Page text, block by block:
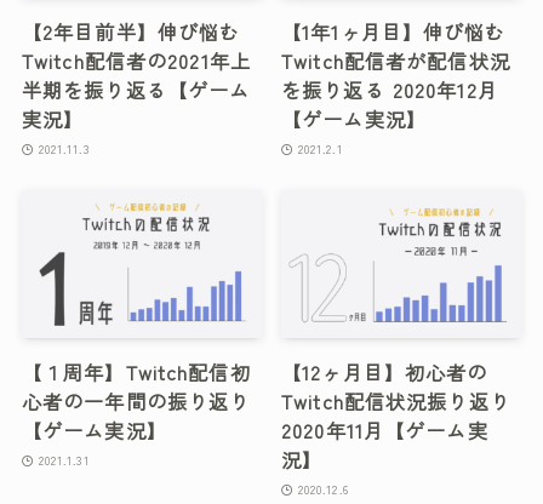
【2年目前半】伸び悩む
Twitch配信者の2021年上
半期を振り返る【ゲーム
実況】
2021.11.3
【1年1ヶ月目】伸び悩む
Twitch配信者が配信状況
を振り返る 2020年12月
【ゲーム実況】
2021.2.1
【１周年】Twitch配信初
心者の一年間の振り返り
【ゲーム実況】
2021.1.31
【12ヶ月目】初心者の
Twitch配信状況振り返り
2020年11月【ゲーム実
況】
2020.12.6